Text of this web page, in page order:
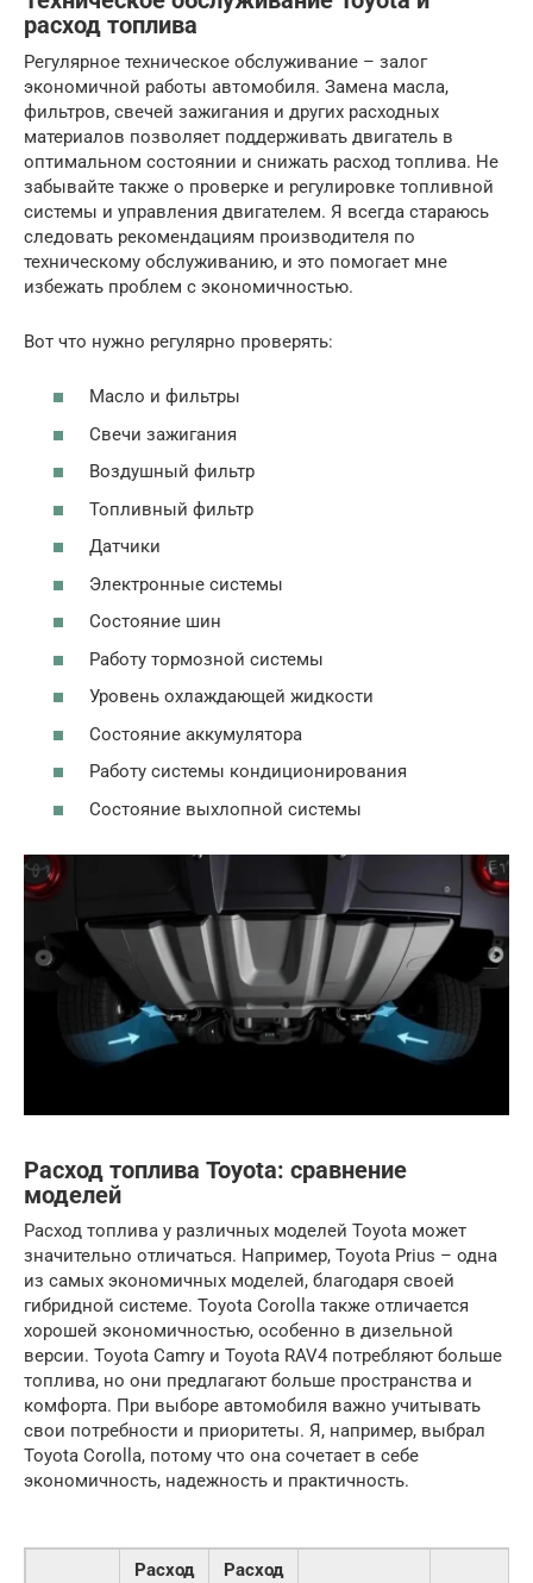
расход топлива
Регулярное техническое обслуживание – залог
экономичной работы автомобиля. Замена масла,
фильтров, свечей зажигания и других расходных
материалов позволяет поддерживать двигатель в
оптимальном состоянии и снижать расход топлива. Не
забывайте также о проверке и регулировке топливной
системы и управления двигателем. Я всегда стараюсь
следовать рекомендациям производителя по
техническому обслуживанию, и это помогает мне
избежать проблем с экономичностью.
Вот что нужно регулярно проверять:
Масло и фильтры
Свечи зажигания
Воздушный фильтр
Топливный фильтр
Датчики
Электронные системы
Состояние шин
Работу тормозной системы
Уровень охлаждающей жидкости
Состояние аккумулятора
Работу системы кондиционирования
Состояние выхлопной системы
Расход топлива Toyota: сравнение
моделей
Расход топлива у различных моделей Toyota может
значительно отличаться. Например, Toyota Prius – одна
из самых экономичных моделей, благодаря своей
гибридной системе. Toyota Corolla также отличается
хорошей экономичностью, особенно в дизельной
версии. Toyota Camry и Toyota RAV4 потребляют больше
топлива, но они предлагают больше пространства и
комфорта. При выборе автомобиля важно учитывать
свои потребности и приоритеты. Я, например, выбрал
Toyota Corolla, потому что она сочетает в себе
экономичность, надежность и практичность.
Расход
Расход